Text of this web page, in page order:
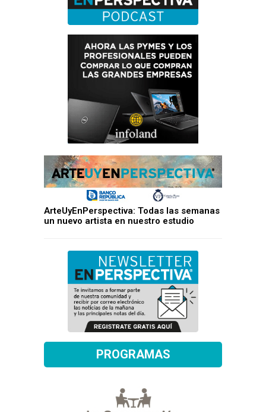
ArteUyEnPerspectiva: Todas las semanas
un nuevo artista en nuestro estudio
PROGRAMAS